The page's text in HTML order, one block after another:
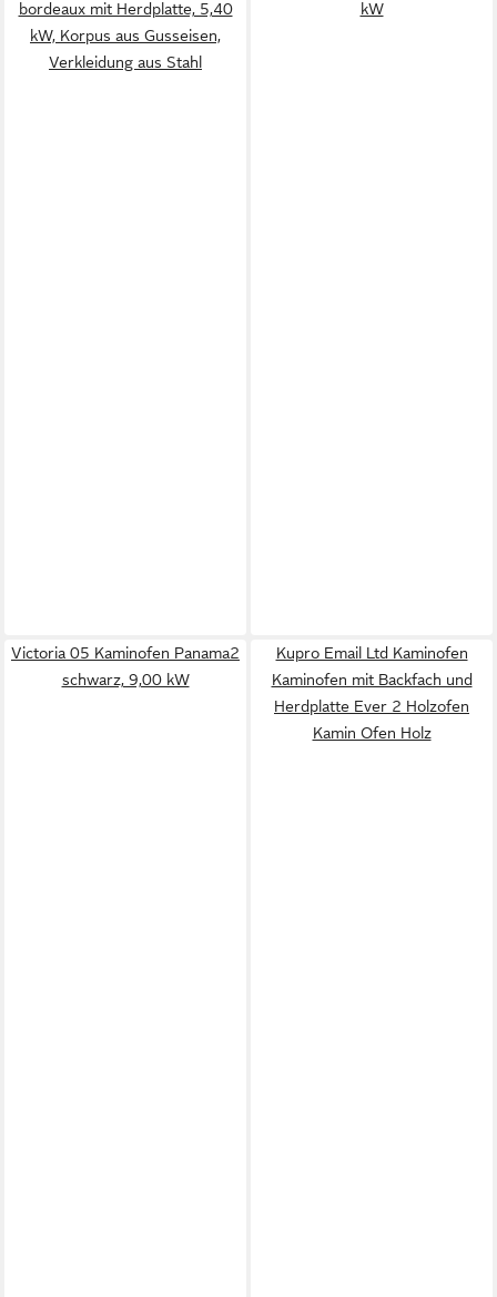
bordeaux mit Herdplatte, 5,40
kW, Korpus aus Gusseisen,
Verkleidung aus Stahl
kW
Victoria 05 Kaminofen Panama2
schwarz, 9,00 kW
Kupro Email Ltd Kaminofen
Kaminofen mit Backfach und
Herdplatte Ever 2 Holzofen
Kamin Ofen Holz